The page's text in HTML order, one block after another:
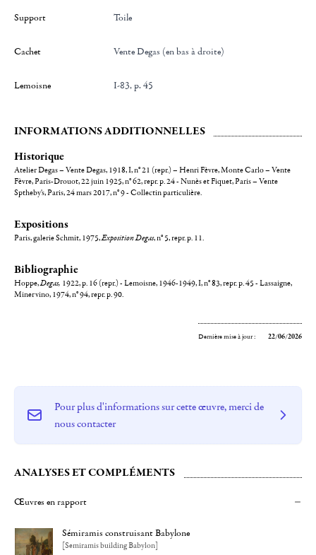
Support Toile
Cachet Vente Degas (en bas à droite)
Lemoisne I-83, p. 45
INFORMATIONS ADDITIONNELLES
Historique
Atelier Degas – Vente Degas, 1918, I, n° 21 (repr.) – Henri Fèvre, Monte Carlo – Vente
Fèvre, Paris-Drouot, 22 juin 1925, n° 62, repr. p. 24 - Nunès et Fiquet, Paris – Vente
Sptheby's, Paris, 24 mars 2017, n° 9 - Collectin particulière.
Expositions
Paris, galerie Schmit, 1975,Exposition Degas, n° 5, repr. p. 11.
Bibliographie
Hoppe,Degas, 1922, p. 16 (repr.) - Lemoisne, 1946-1949, I, n° 83, repr. p. 45 - Lassaigne,
Minervino, 1974, n° 94, repr. p. 90.
Dernière mise à jour : 22/06/2026
Pour plus d'informations sur cette œuvre, merci de
nous contacter
ANALYSES ET COMPLÉMENTS
Œuvres en rapport
Sémiramis construisant Babylone
[Semiramis building Babylon]